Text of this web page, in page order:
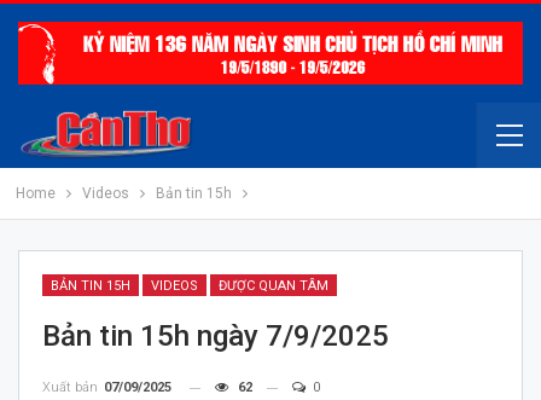
Home Videos Bản tin 15h
BẢN TIN 15H VIDEOS ĐƯỢC QUAN TÂM
Bản tin 15h ngày 7/9/2025
Xuất bản 07/09/2025 62 0